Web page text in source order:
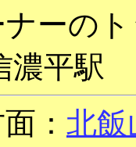
ナーの
濃平駅
： 北飯